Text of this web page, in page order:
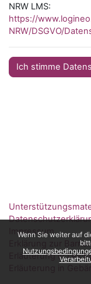
Wenn Sie weiter auf
NRW LMS:
https://
NRW/DSGVO/
Ich stimme
Impressum
Erklärung zur
Erläuterung in
Erläuterung in